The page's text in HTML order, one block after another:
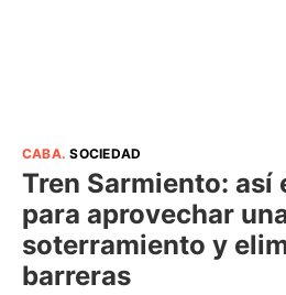
CABA.SOCIEDAD
Tren Sarmiento: así
para aprovechar
soterramiento y
barreras